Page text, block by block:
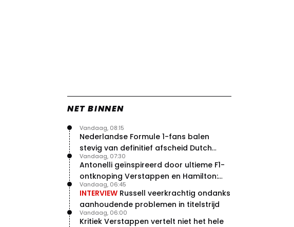
NET BINNEN
Nederlandse Formule 1-fans balen
stevig van definitief afscheid Dutch
Grand Prix
Vandaag, 08:15
Antonelli geïnspireerd door ultieme F1-
ontknoping Verstappen en Hamilton:
"Leven of dood!"
Vandaag, 07:30
INTERVIEW Russell veerkrachtig ondanks
aanhoudende problemen in titelstrijd
Vandaag, 06:45
Kritiek Verstappen vertelt niet het hele
Vandaag, 06:00